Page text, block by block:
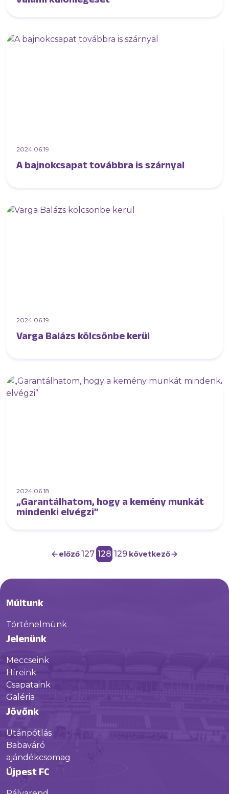
2024.06.19
A bajnokcsapat továbbra is szárnyal
2024.06.19
Varga Balázs kölcsönbe kerül
2024.06.18
„Garantálhatom, hogy a kemény munkát
mindenki elvégzi”
előző127 128 129 következő
Múltunk
Történelmünk
Jelenünk
Meccseink
Híreink
Csapataink
Galéria
Jövőnk
Utánpótlás
Babaváró
ajándékcsomag
Újpest FC